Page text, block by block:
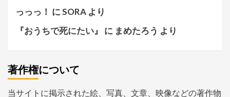
っっっ！ にSORA より
『おうちで死にたい』
に まめたろう より
著作権について
当サイトに掲示された絵、写真、文章、映像などの著作物